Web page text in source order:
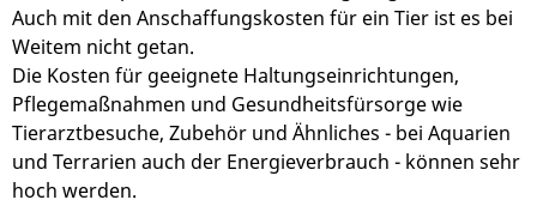
Auch mit den Anschaffungskosten für ein Tier ist es bei
Weitem nicht getan.
Die Kosten für geeignete Haltungseinrichtungen,
Pflegemaßnahmen und Gesundheitsfürsorge wie
Tierarztbesuche, Zubehör und Ähnliches - bei Aquarien
und Terrarien auch der Energieverbrauch - können sehr
hoch werden.